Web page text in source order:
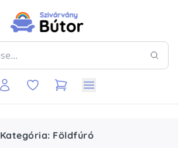
Kategória: Földfúró